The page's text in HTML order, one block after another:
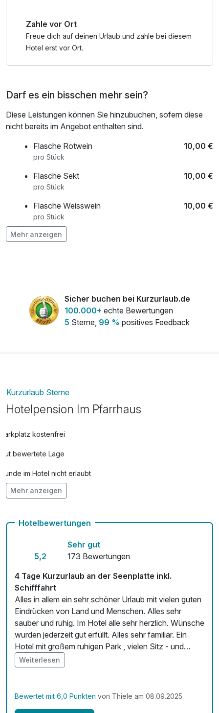
Entdecken Sie die reizvolle Natur bei Spaziergängen,
Radtouren oder Ausflügen zu den zahlreichen Seen der
Region.
Zahle vor Ort
Freue dich auf deinen Urlaub und zahle bei diesem
Hotel erst vor Ort.
Darf es ein bisschen mehr sein?
Diese Leistungen können Sie hinzubuchen, sofern diese
nicht bereits im Angebot enthalten sind.
Flasche Rotwein
10,00 €
pro Stück
Flasche Sekt 10,00 €
pro Stück
Flasche Weisswein 10,00 €
pro Stück
Mehr anzeigen
Sicher buchen bei Kurzurlaub.de
100.000+ echte Bewertungen
5 Sterne, 99 % positives Feedback
Kurzurlaub Sterne
Hotelpension Im Pfarrhaus
Parkplatz kostenfrei
Gut bewertete Lage
Hunde im Hotel nicht erlaubt
Fahrradverleih
Mehr anzeigen
Hotelbewertungen
5,2
Sehr gut
173 Bewertungen
4 Tage Kurzurlaub an der Seenplatte inkl.
Schifffahrt
Alles in allem ein sehr schöner Urlaub mit vielen guten
Eindrücken von Land und Menschen. Alles sehr
sauber und ruhig. Im Hotel alle sehr herzlich. Wünsche
wurden jederzeit gut erfüllt. Alles sehr familiär. Ein
Hotel mit großem ruhigen Park , vielen Sitz - und
Liegemöglichkeien ,eine Grillterasse. Auf Wunsch wird
gegrillt, gutes Fleisch, leckere Würste mit leckeren
werden darf natürlich nicht das Gute und reichhaltige
Weiterlesen
Bewertet mit 6,0 Punkten von Thiele am 08.09.2025